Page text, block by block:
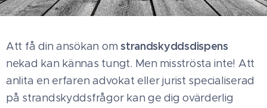
Att få din ansökan omstrandskyddsdispens
nekad kan kännas tungt. Men misströsta inte! Att
anlita en erfaren advokat eller jurist specialiserad
på strandskyddsfrågor kan ge dig ovärderlig